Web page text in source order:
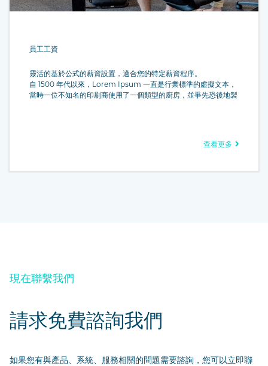
員工工資
靈活的基於公式的薪資設置，適合您的特定薪資程序。
自 1500 年代以來，Lorem Ipsum 一直是行業標準的虛擬文本，
當時一位不知名的印刷商使用了一個類型的廚房，並爭先恐後地製
查看更多
現在聯繫我們
請求免費諮詢我們
如果您有與產品、系統、服務相關的問題需要諮詢，您可以立即聯